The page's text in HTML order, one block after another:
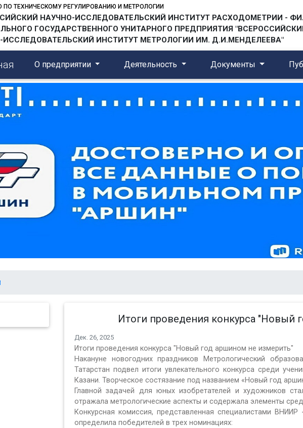
ПО ТЕХНИЧЕСКОМУ РЕГУЛИРОВАНИЮ И МЕТРОЛОГИИ
НАУЧНО-ИССЛЕДОВАТЕЛЬСКИЙ ИНСТИТУТ РАСХОДОМЕТРИИ -
ГОСУДАРСТВЕННОГО УНИТАРНОГО ПРЕДПРИЯТИЯ
ИССЛЕДОВАТЕЛЬСКИЙ ИНСТИТУТ МЕТРОЛОГИИ ИМ. Д.И.МЕНДЕЛЕЕВА"
О предприятии Деятельность Документы
Итоги проведения конкурса "Новый
Дек. 26, 2025
Итоги проведения конкурса "Новый год аршином не измерить"
Накануне новогодних праздников Метрологический
Татарстан подвел итоги увлекательного конкурса среди
Казани. Творческое состязание под названием «Новый год
Главной задачей для юных изобретателей и художников
отражала метрологические аспекты и содержала элементы
Конкурсная комиссия, представленная специалистами
определила победителей в трех номинациях: